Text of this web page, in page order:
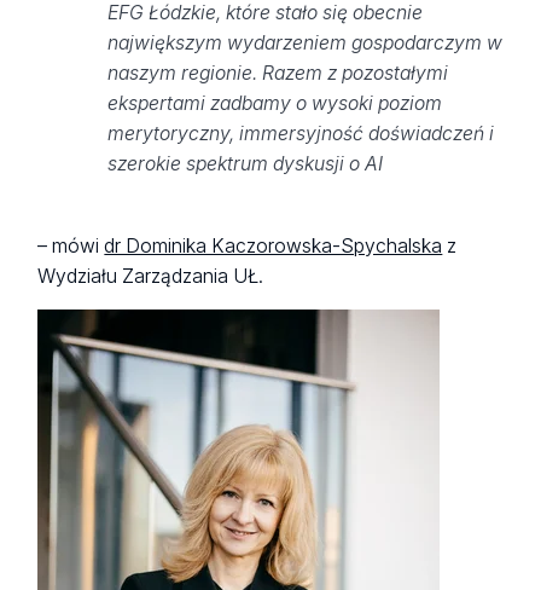
EFG Łódzkie, które stało się obecnie
największym wydarzeniem gospodarczym w
naszym regionie. Razem z pozostałymi
ekspertami zadbamy o wysoki poziom
merytoryczny, immersyjność doświadczeń i
szerokie spektrum dyskusji o AI
– mówidr Dominika Kaczorowska-Spychalska z
Wydziału Zarządzania UŁ.